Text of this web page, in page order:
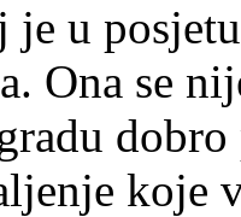
je u
Ona se